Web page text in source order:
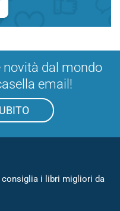
novità dal mondo
email!
i libri migliori da